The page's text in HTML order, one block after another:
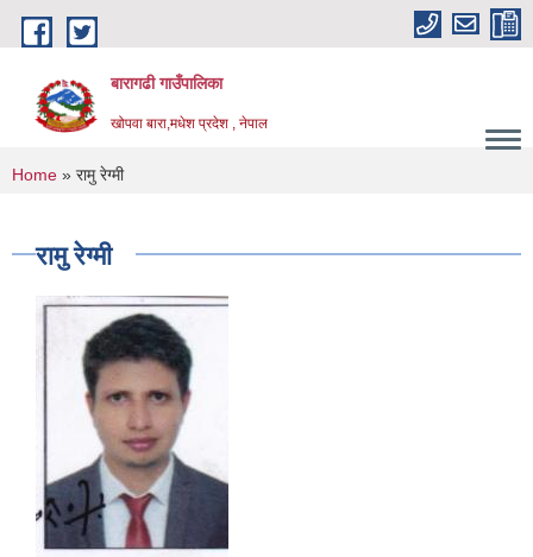
Skip to main content
बारागढी गाउँपालिका
खोपवा बारा,मधेश प्रदेश , नेपाल
You are here
Home » रामु रेग्मी
रामु रेग्मी